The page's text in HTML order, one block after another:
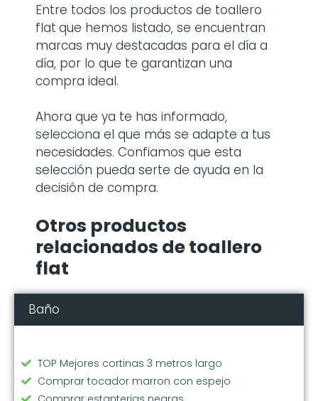
Entre todos los productos de toallero
flat que hemos listado, se encuentran
marcas muy destacadas para el día a
día, por lo que te garantizan una
compra ideal.
Ahora que ya te has informado,
selecciona el que más se adapte a tus
necesidades. Confiamos que esta
selección pueda serte de ayuda en la
decisión de compra.
Otros productos
relacionados de toallero
flat
Baño
TOP Mejores cortinas 3 metros largo
Comprar tocador marron con espejo